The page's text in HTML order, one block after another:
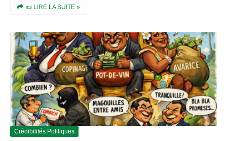
📜 LIRE LA SUITE »
Crédibilités Politiques